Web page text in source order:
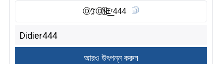
Ⓓ︎ℑⒹ︎I⃠E͟ʳ444